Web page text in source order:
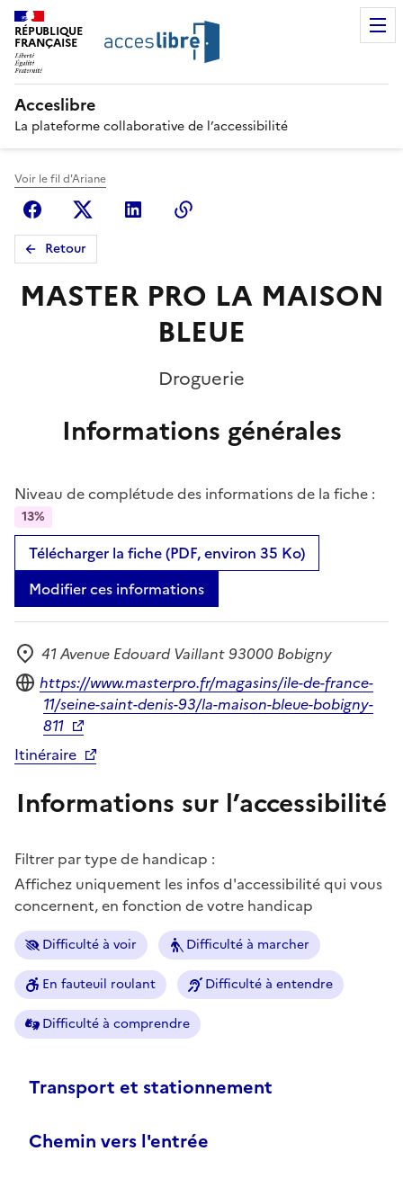
RÉPUBLIQUE
FRANÇAISE
Acceslibre
La plateforme collaborative de l’accessibilité
Voir le fil d'Ariane
FacebookX (anciennement Twitter)
Linkedin
Retour
MASTER PRO LA MAISON
BLEUE
Droguerie
Informations générales
Niveau de complétude des informations de la fiche :
13%
Télécharger la fiche (PDF, environ 35 Ko)
Modifier ces informations
Adresse
41 Avenue Edouard Vaillant 93000 Bobigny
Site internet
https://www.masterpro.fr/magasins/ile-de-france-
11/seine-saint-denis-93/la-maison-bleue-bobigny-
811
Itinéraire
Informations sur l’accessibilité
Filtrer par type de handicap :
Affichez uniquement les infos d'accessibilité qui vous
concernent, en fonction de votre handicap
Difficulté à voir Difficulté à marcher
En fauteuil roulant Difficulté à entendre
Difficulté à comprendre
Transport et stationnement
Chemin vers l'entrée